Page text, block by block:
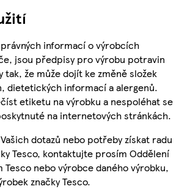
informací o výrobcích
jsou předpisy pro výrobu potravin
tak, že může dojít ke změně složek
dietetických informací a alergenů.
etiketu na výrobku a nespoléhat se
na internetových stránkách.
dotazů nebo potřeby získat radu
Tesco, kontaktujte prosím Oddělení
Tesco nebo výrobce daného výrobku,
značky Tesco.